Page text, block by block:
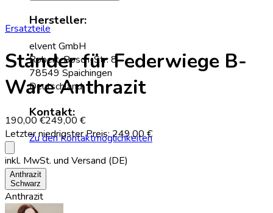
Hersteller:
elvent GmbH
Robert-Bosch-Str. 8
78549 Spaichingen
Deutschland
Kontakt:
Zu den Kontaktmöglichkeiten
Ersatzteile
Ständer für Federwiege B-
Ware Anthrazit
190,00 €249,00 €
Letzter niedrigster Preis:249,00 €
info
inkl. MwSt. und Versand (DE)
Anthrazit
Schwarz
Anthrazit